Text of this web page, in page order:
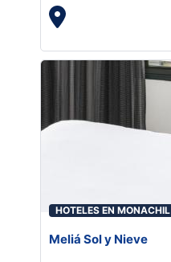
HOTELES EN MONACHIL
Meliá Sol y Nieve